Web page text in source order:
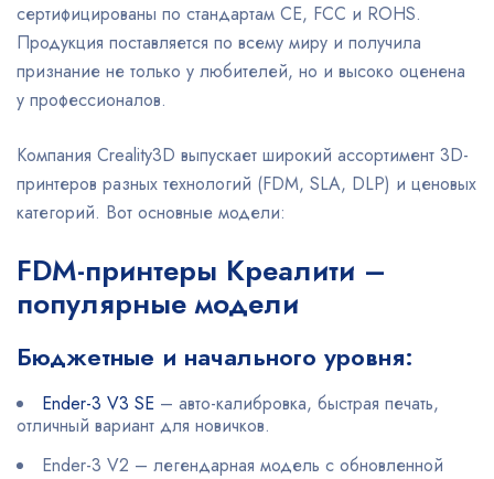
сертифицированы по стандартам CE, FCC и ROHS.
Продукция поставляется по всему миру и получила
признание не только у любителей, но и высоко оценена
у профессионалов.
Компания Creality3D выпускает широкий ассортимент 3D-
принтеров разных технологий (FDM, SLA, DLP) и ценовых
категорий. Вот основные модели:
FDM-принтеры Креалити –
популярные модели
Бюджетные и начального уровня:
Ender-3 V3 SE – авто-калибровка, быстрая печать,
отличный вариант для новичков.
Ender-3 V2 – легендарная модель с обновленной